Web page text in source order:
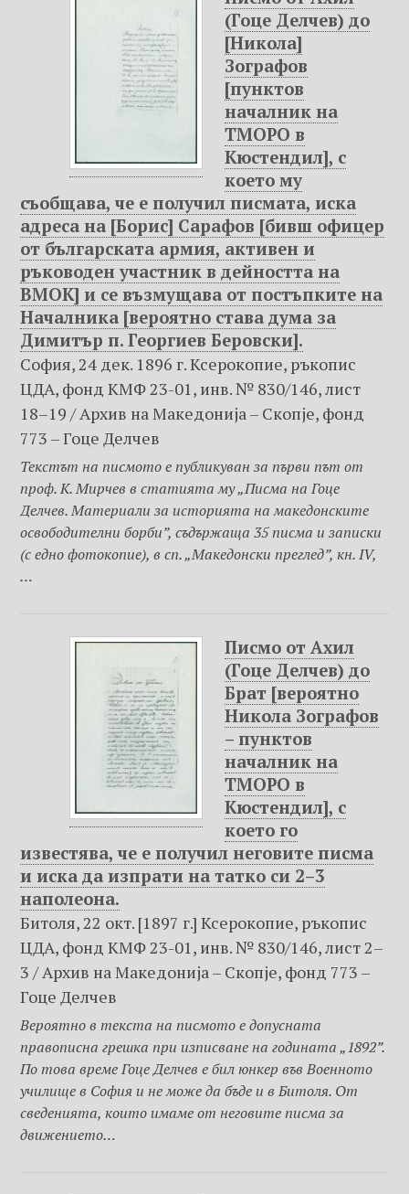
(Гоце Делчев) до
[Никола]
Зографов
[пунктов
началник на
ТМОРО в
Кюстендил], с
което му
съобщава, че е получил писмата, иска
адреса на [Борис] Сарафов [бивш офицер
от българската армия, активeн и
ръководeн участник в дейността на
ВМОК] и се възмущава от постъпките на
Началника [вероятно става дума за
Димитър п. Георгиев Беровски].
София, 24 дек. 1896 г. Ксерокопие, ръкопис
ЦДА, фонд КМФ 23-01, инв. № 830/146, лист
18–19 / Архив на Македониjа – Скопje, фонд
773 – Гоце Делчев
Текстът на писмото е публикуван за първи път от
проф. К. Мирчев в статията му „Писма на Гоце
Делчев. Материали за историята на македонските
освободителни борби”, съдържаща 35 писма и записки
(с едно фотокопие), в сп. „Македонски преглед”, кн. IV,
…
Писмо от Ахил
(Гоце Делчев) до
Брат [вероятно
Никола Зографов
– пунктов
началник на
ТМОРО в
Кюстендил], с
което го
известява, че е получил неговите писма
и иска да изпрати на татко си 2–3
наполеона.
Битоля, 22 окт. [1897 г.] Ксерокопие, ръкопис
ЦДА, фонд КМФ 23-01, инв. № 830/146, лист 2–
3 / Архив на Македониjа – Скопje, фонд 773 –
Гоце Делчев
Вероятно в текста на писмото е допусната
правописна грешка при изписване на годината „1892”.
По това време Гоце Делчев е бил юнкер във Военното
училище в София и не може да бъде и в Битоля. От
сведенията, които имаме от неговите писма за
движението…